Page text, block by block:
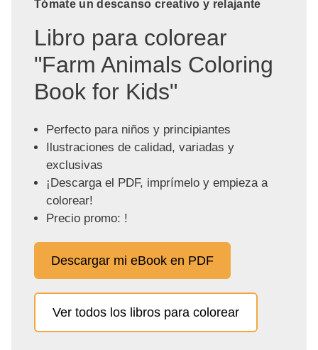
Tómate un descanso creativo y relajante
Libro para colorear
"Farm Animals Coloring
Book for Kids"
Perfecto para niños y principiantes
Ilustraciones de calidad, variadas y
exclusivas
¡Descarga el PDF, imprímelo y empieza a
colorear!
Precio promo: !
Descargar mi eBook en PDF
Ver todos los libros para colorear